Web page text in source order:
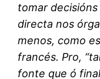
tomar
directa nos
menos, como
francés. Pro,
fonte que ó